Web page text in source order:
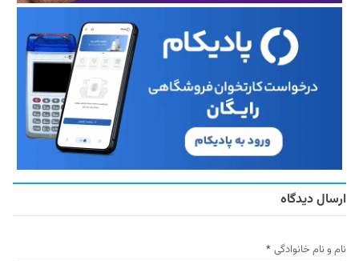
ارسال دیدگاه
نام و نام خانوادگی *